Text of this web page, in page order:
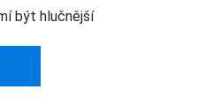
být hlučnější